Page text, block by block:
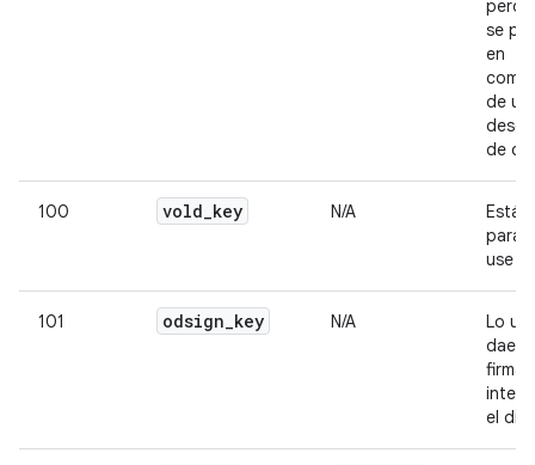
pero
se
en
de
de
100 vold_key N/A
Está
para
use
101 odsign_key N/A
Lo
firma
el